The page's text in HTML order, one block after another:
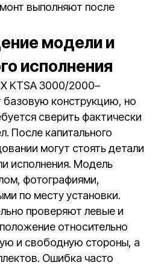
выполняют после
модели и
исполнения
KTSA 3000/2000–
конструкцию, но
сверить фактически
После капитального
могут стоять детали
исполнения. Модель
фотографиями,
по месту установки.
проверяют левые и
относительно
и свободную стороны, а
Ошибка часто